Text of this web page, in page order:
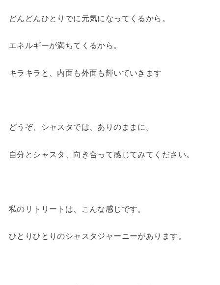
どんどんひとりでに元気になってくるから。
エネルギーが満ちてくるから。
キラキラと、内面も外面も輝いていきます
どうぞ、シャスタでは、ありのままに。
自分とシャスタ、向き合って感じてみてください。
私のリトリートは、こんな感じです。
ひとりひとりのシャスタジャーニーがあります。